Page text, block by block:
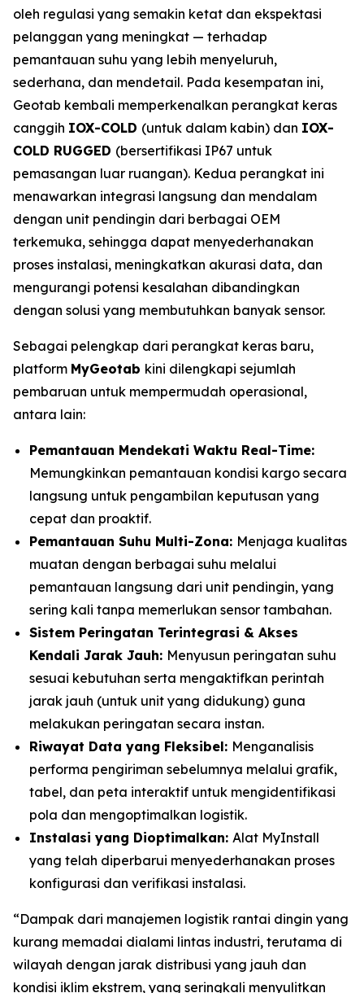
oleh regulasi yang semakin ketat dan ekspektasi
pelanggan yang meningkat — terhadap
pemantauan suhu yang lebih menyeluruh,
sederhana, dan mendetail. Pada kesempatan ini,
Geotab kembali memperkenalkan perangkat keras
canggih IOX-COLD (untuk dalam kabin) dan IOX-
COLD RUGGED (bersertifikasi IP67 untuk
pemasangan luar ruangan). Kedua perangkat ini
menawarkan integrasi langsung dan mendalam
dengan unit pendingin dari berbagai OEM
terkemuka, sehingga dapat menyederhanakan
proses instalasi, meningkatkan akurasi data, dan
mengurangi potensi kesalahan dibandingkan
dengan solusi yang membutuhkan banyak sensor.
Sebagai pelengkap dari perangkat keras baru,
platform MyGeotab kini dilengkapi sejumlah
pembaruan untuk mempermudah operasional,
antara lain:
Pemantauan Mendekati Waktu Real-Time:
Memungkinkan pemantauan kondisi kargo secara
langsung untuk pengambilan keputusan yang
cepat dan proaktif.
Pemantauan Suhu Multi-Zona: Menjaga kualitas
muatan dengan berbagai suhu melalui
pemantauan langsung dari unit pendingin, yang
sering kali tanpa memerlukan sensor tambahan.
Sistem Peringatan Terintegrasi & Akses
Kendali Jarak Jauh: Menyusun peringatan suhu
sesuai kebutuhan serta mengaktifkan perintah
jarak jauh (untuk unit yang didukung) guna
melakukan peringatan secara instan.
Riwayat Data yang Fleksibel: Menganalisis
performa pengiriman sebelumnya melalui grafik,
tabel, dan peta interaktif untuk mengidentifikasi
pola dan mengoptimalkan logistik.
Instalasi yang Dioptimalkan: Alat MyInstall
yang telah diperbarui menyederhanakan proses
konfigurasi dan verifikasi instalasi.
“Dampak dari manajemen logistik rantai dingin yang
kurang memadai dialami lintas industri, terutama di
wilayah dengan jarak distribusi yang jauh dan
kondisi iklim ekstrem, yang seringkali menyulitkan